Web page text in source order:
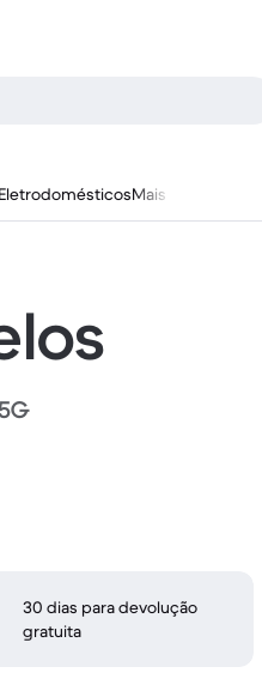
Mais
30 dias para devolução
gratuita